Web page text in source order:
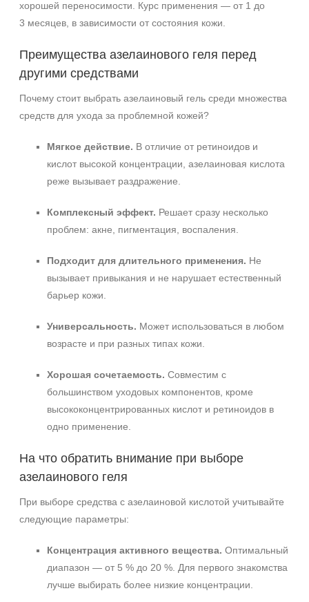
хорошей переносимости. Курс применения — от 1 до
3 месяцев, в зависимости от состояния кожи.
Преимущества азелаинового геля перед
другими средствами
Почему стоит выбрать азелаиновый гель среди множества
средств для ухода за проблемной кожей?
Мягкое действие. В отличие от ретиноидов и
кислот высокой концентрации, азелаиновая кислота
реже вызывает раздражение.
Комплексный эффект. Решает сразу несколько
проблем: акне, пигментация, воспаления.
Подходит для длительного применения. Не
вызывает привыкания и не нарушает естественный
барьер кожи.
Универсальность. Может использоваться в любом
возрасте и при разных типах кожи.
Хорошая сочетаемость. Совместим с
большинством уходовых компонентов, кроме
высококонцентрированных кислот и ретиноидов в
одно применение.
На что обратить внимание при выборе
азелаинового геля
При выборе средства с азелаиновой кислотой учитывайте
следующие параметры:
Концентрация активного вещества. Оптимальный
диапазон — от 5 % до 20 %. Для первого знакомства
лучше выбирать более низкие концентрации.